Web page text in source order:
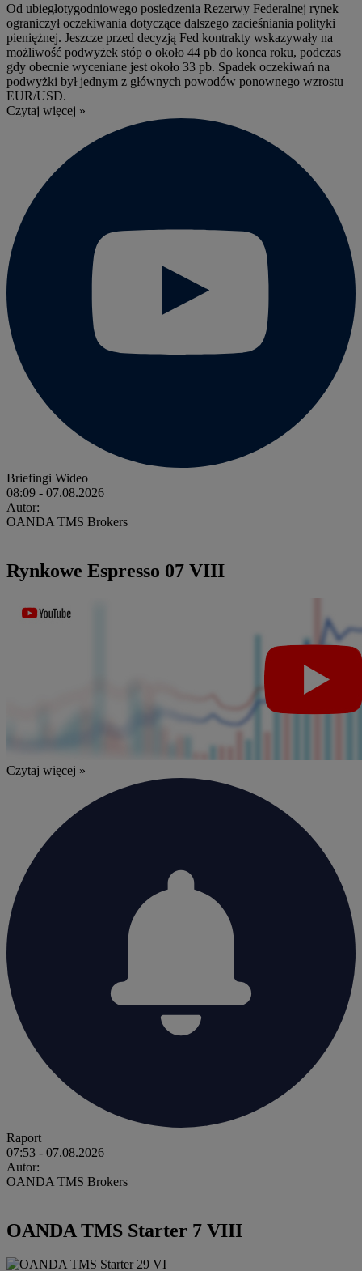
Od ubiegłotygodniowego posiedzenia Rezerwy Federalnej rynek
ograniczył oczekiwania dotyczące dalszego zacieśniania polityki
pieniężnej. Jeszcze przed decyzją Fed kontrakty wskazywały na
możliwość podwyżek stóp o około 44 pb do konca roku, podczas
gdy obecnie wyceniane jest około 33 pb. Spadek oczekiwań na
podwyżki był jednym z głównych powodów ponownego wzrostu
EUR/USD.
Czytaj więcej »
Briefingi Wideo
08:09 - 07.08.2026
Autor:
OANDA TMS Brokers
Rynkowe Espresso 07 VIII
Czytaj więcej »
Raport
07:53 - 07.08.2026
Autor:
OANDA TMS Brokers
OANDA TMS Starter 7 VIII